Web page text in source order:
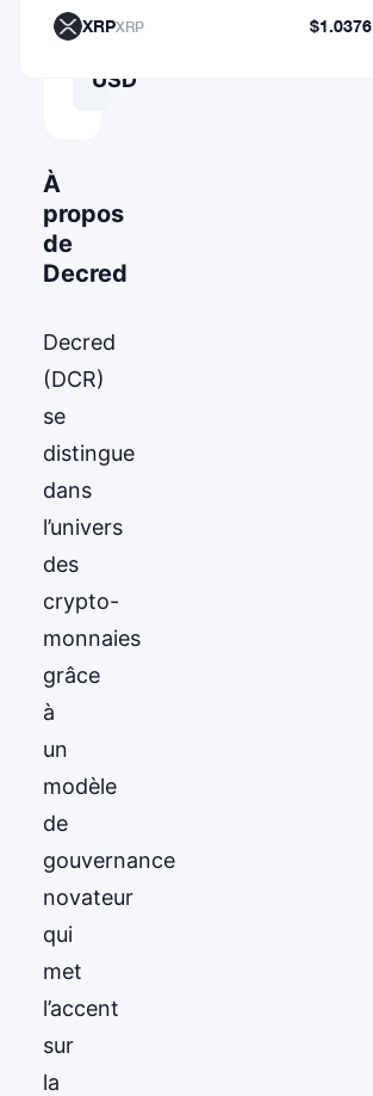
USD
À
propos
de
Decred
Decred
(DCR)
se
distingue
dans
l’univers
des
crypto-
monnaies
grâce
à
un
modèle
de
gouvernance
novateur
qui
met
l’accent
sur
la
XRPXRP $1.0376